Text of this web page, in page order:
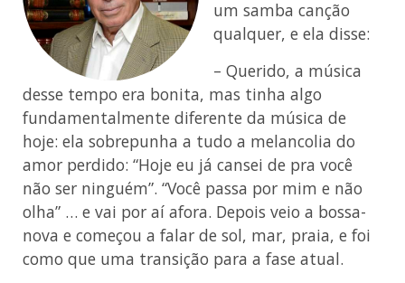
um samba canção
qualquer, e ela disse:
– Querido, a música
desse tempo era bonita, mas tinha algo
fundamentalmente diferente da música de
hoje: ela sobrepunha a tudo a melancolia do
amor perdido: “Hoje eu já cansei de pra você
não ser ninguém”. “Você passa por mim e não
olha” … e vai por aí afora. Depois veio a bossa-
nova e começou a falar de sol, mar, praia, e foi
como que uma transição para a fase atual.